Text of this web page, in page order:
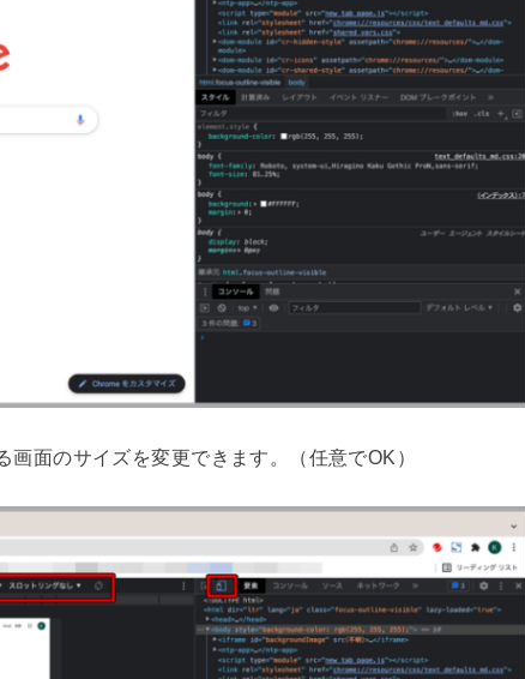
面のサイズを変更できます。（任意でOK）